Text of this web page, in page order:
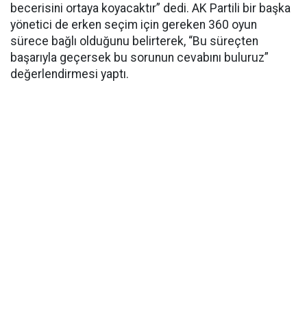
becerisini ortaya koyacaktır” dedi. AK Partili bir başka
yönetici de erken seçim için gereken 360 oyun
sürece bağlı olduğunu belirterek, “Bu süreçten
başarıyla geçersek bu sorunun cevabını buluruz”
değerlendirmesi yaptı.